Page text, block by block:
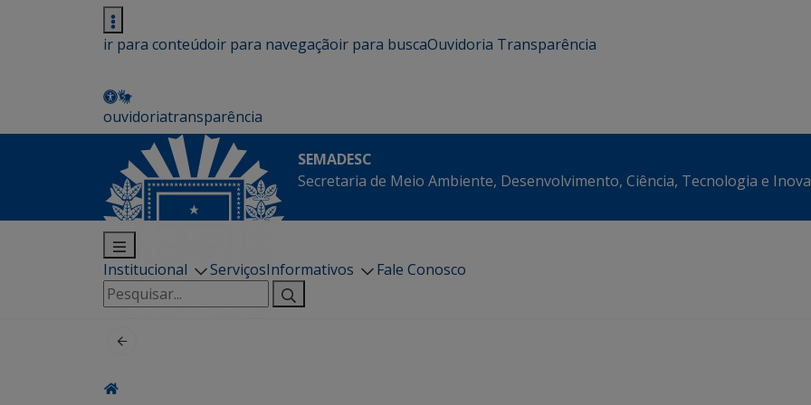
ir para conteúdoir para navegaçãoir para buscaOuvidoria Transparência
ouvidoriatransparência
SEMADESC
Secretaria de Meio Ambiente, Desenvolvimento, Ciência, Tecnologia e
Institucional ServiçosInformativos
Fale Conosco
Pesquisar
por: